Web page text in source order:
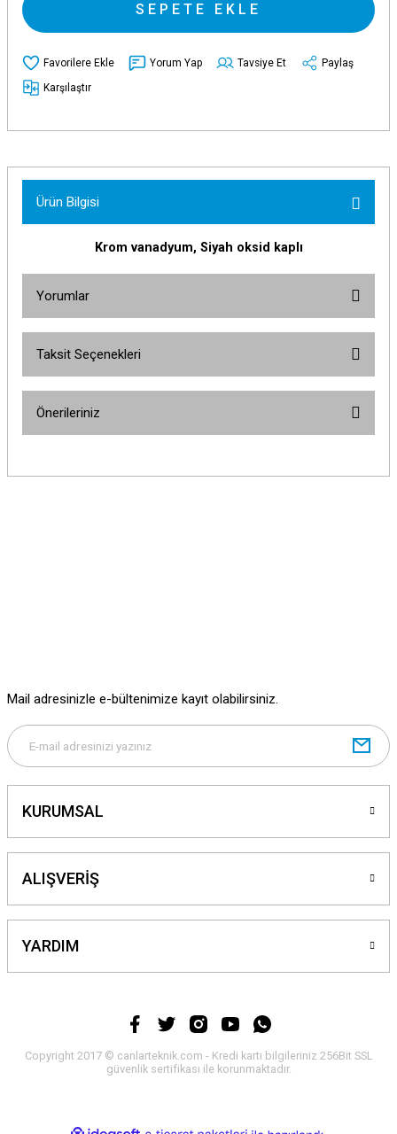
SEPETE EKLE
Yorum Yap Tavsiye Et
Paylaş
Karşılaştır
Ürün Bilgisi
Krom vanadyum, Siyah oksid kaplı
Yorumlar
Taksit Seçenekleri
Önerileriniz
yetersiz gördüğünüz noktaları öneri formunu kullanarak tarafımıza
Gönder
Mail adresinizle e-bültenimize kayıt olabilirsiniz.
KURUMSAL
ALIŞVERİŞ
YARDIM
Copyright 2017 © canlarteknik.com - Kredi kartı bilgileriniz 256Bit SSL
güvenlik sertifikası ile korunmaktadır.